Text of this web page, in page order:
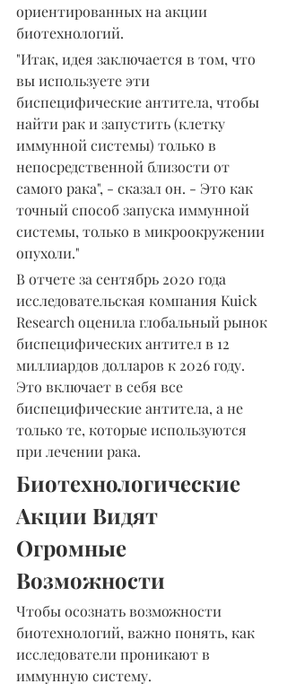
ориентированных на акции
биотехнологий.
"Итак, идея заключается в том, что
вы используете эти
биспецифические антитела, чтобы
найти рак и запустить (клетку
иммунной системы) только в
непосредственной близости от
самого рака", - сказал он. - Это как
точный способ запуска иммунной
системы, только в микроокружении
опухоли."
В отчете за сентябрь 2020 года
исследовательская компания Kuick
Research оценила глобальный рынок
биспецифических антител в 12
миллиардов долларов к 2026 году.
Это включает в себя все
биспецифические антитела, а не
только те, которые используются
при лечении рака.
Биотехнологические
Акции Видят
Огромные
Возможности
Чтобы осознать возможности
биотехнологий, важно понять, как
исследователи проникают в
иммунную систему.